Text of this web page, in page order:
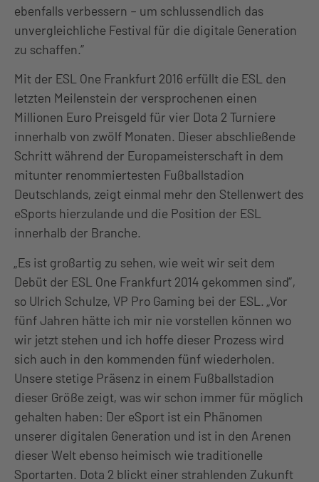
ebenfalls verbessern – um schlussendlich das
unvergleichliche Festival für die digitale Generation
zu schaffen.”
Mit der ESL One Frankfurt 2016 erfüllt die ESL den
letzten Meilenstein der versprochenen einen
Millionen Euro Preisgeld für vier Dota 2 Turniere
innerhalb von zwölf Monaten. Dieser abschließende
Schritt während der Europameisterschaft in dem
mitunter renommiertesten Fußballstadion
Deutschlands, zeigt einmal mehr den Stellenwert des
eSports hierzulande und die Position der ESL
innerhalb der Branche.
„Es ist großartig zu sehen, wie weit wir seit dem
Debüt der ESL One Frankfurt 2014 gekommen sind”,
so Ulrich Schulze, VP Pro Gaming bei der ESL. „Vor
fünf Jahren hätte ich mir nie vorstellen können wo
wir jetzt stehen und ich hoffe dieser Prozess wird
sich auch in den kommenden fünf wiederholen.
Unsere stetige Präsenz in einem Fußballstadion
dieser Größe zeigt, was wir schon immer für möglich
gehalten haben: Der eSport ist ein Phänomen
unserer digitalen Generation und ist in den Arenen
dieser Welt ebenso heimisch wie traditionelle
Sportarten. Dota 2 blickt einer strahlenden Zukunft